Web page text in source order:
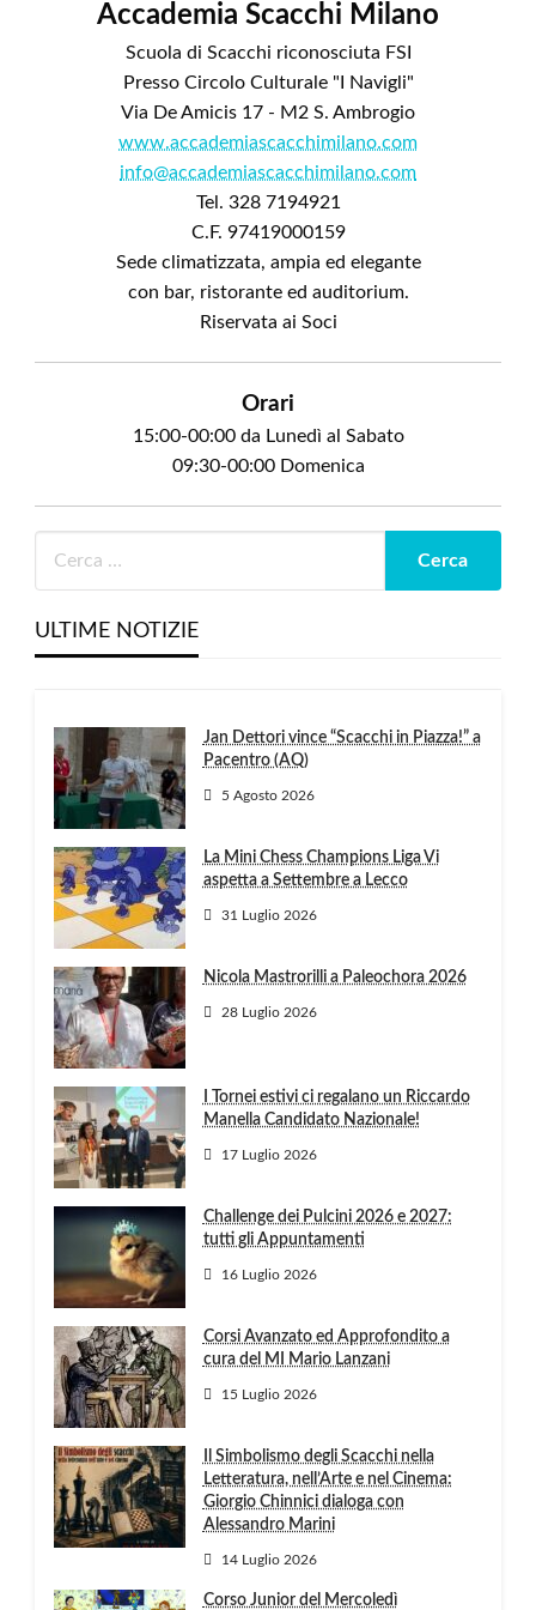
Accademia Scacchi Milano
Scuola di Scacchi riconosciuta FSI
Presso Circolo Culturale "I Navigli"
Via De Amicis 17 - M2 S. Ambrogio
www.accademiascacchimilano.com
info@accademiascacchimilano.com
Tel. 328 7194921
C.F. 97419000159
Sede climatizzata, ampia ed elegante
con bar, ristorante ed auditorium.
Riservata ai Soci
Orari
15:00-00:00 da Lunedì al Sabato
09:30-00:00 Domenica
ULTIME NOTIZIE
Jan Dettori vince “Scacchi in Piazza!” a
Pacentro (AQ)
5 Agosto 2026
La Mini Chess Champions Liga Vi
aspetta a Settembre a Lecco
31 Luglio 2026
Nicola Mastrorilli a Paleochora 2026
28 Luglio 2026
I Tornei estivi ci regalano un Riccardo
Manella Candidato Nazionale!
17 Luglio 2026
Challenge dei Pulcini 2026 e 2027:
tutti gli Appuntamenti
16 Luglio 2026
Corsi Avanzato ed Approfondito a
cura del MI Mario Lanzani
15 Luglio 2026
Il Simbolismo degli Scacchi nella
Letteratura, nell’Arte e nel Cinema:
Giorgio Chinnici dialoga con
Alessandro Marini
14 Luglio 2026
Corso Junior del Mercoledì